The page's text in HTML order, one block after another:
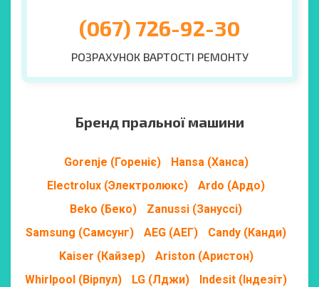
(067) 726-92-30
РОЗРАХУНОК ВАРТОСТІ РЕМОНТУ
Бренд пральної машини
Gorenje (Гореніє)
Hansa (Ханса)
Electrolux (Электролюкс)
Ardo (Ардо)
Beko (Беко)
Zanussi (Зануссі)
Samsung (Самсунг)
AEG (АЕГ)
Candy (Канди)
Kaiser (Кайзер)
Ariston (Аристон)
Whirlpool (Вірпул)
LG (Лджи)
Indesit (Індезіт)